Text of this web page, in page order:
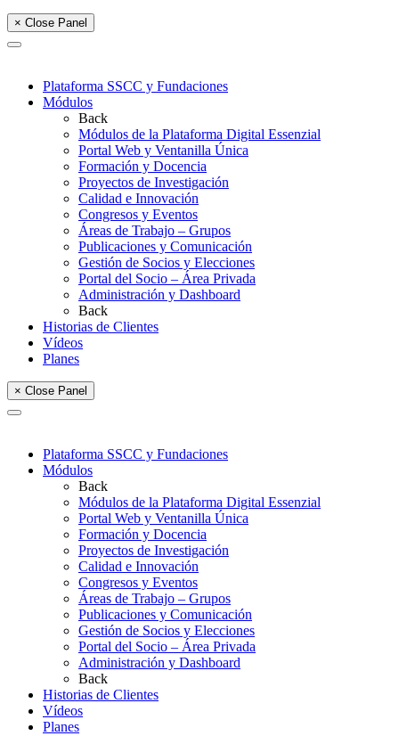
× Close Panel
Plataforma SSCC y Fundaciones
Módulos
Back
Módulos de la Plataforma Digital Essenzial
Portal Web y Ventanilla Única
Formación y Docencia
Proyectos de Investigación
Calidad e Innovación
Congresos y Eventos
Áreas de Trabajo – Grupos
Publicaciones y Comunicación
Gestión de Socios y Elecciones
Portal del Socio – Área Privada
Administración y Dashboard
Back
Historias de Clientes
Vídeos
Planes
× Close Panel
Plataforma SSCC y Fundaciones
Módulos
Back
Módulos de la Plataforma Digital Essenzial
Portal Web y Ventanilla Única
Formación y Docencia
Proyectos de Investigación
Calidad e Innovación
Congresos y Eventos
Áreas de Trabajo – Grupos
Publicaciones y Comunicación
Gestión de Socios y Elecciones
Portal del Socio – Área Privada
Administración y Dashboard
Back
Historias de Clientes
Vídeos
Planes